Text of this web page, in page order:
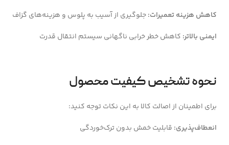
کاهش هزینه تعمیرات:جلوگیری از آسیب به پلوس و هزینه‌های گزاف
ایمنی بالاتر: کاهش خطر خرابی ناگهانی سیستم انتقال قدرت
نحوه تشخیص کیفیت محصول
برای اطمینان از اصالت کالا به این نکات توجه کنید:
انعطاف‌پذیری: قابلیت خمش بدون ترک‌خوردگی